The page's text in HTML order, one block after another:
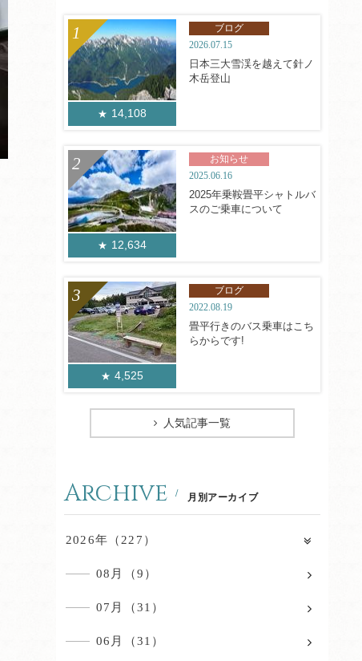
14,108
ブログ
2026.07.15
日本三大雪渓を越えて針ノ
木岳登山
12,634
お知らせ
2025.06.16
2025年乗鞍畳平シャトルバ
スのご乗車について
4,525
ブログ
2022.08.19
畳平行きのバス乗車はこち
らからです!
人気記事一覧
Archive 月別アーカイブ
2026年（227）
08月（9）
07月（31）
06月（31）